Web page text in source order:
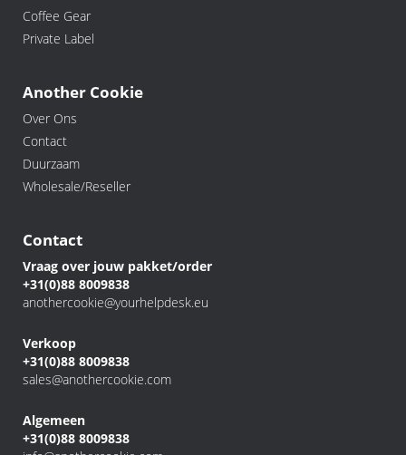
Coffee Gear
Private Label
Another Cookie
Over Ons
Contact
Duurzaam
Wholesale/Reseller
Contact
Vraag over jouw pakket/order
+31(0)88 8009838
anothercookie@yourhelpdesk.eu
Verkoop
+31(0)88 8009838
sales@anothercookie.com
Algemeen
+31(0)88 8009838